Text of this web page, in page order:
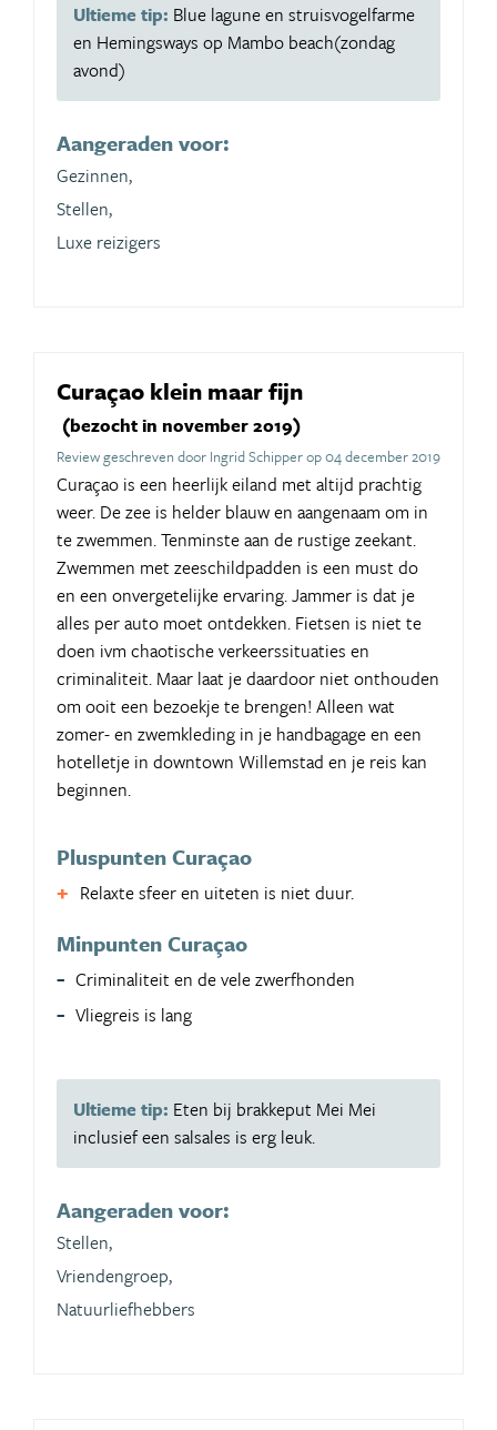
Ultieme tip: Blue lagune en struisvogelfarme
en Hemingsways op Mambo beach(zondag
avond)
Aangeraden voor:
Gezinnen,
Stellen,
Luxe reizigers
Curaçao klein maar fijn
(bezocht in november 2019)
Review geschreven door Ingrid Schipper op 04 december 2019
Curaçao is een heerlijk eiland met altijd prachtig
weer. De zee is helder blauw en aangenaam om in
te zwemmen. Tenminste aan de rustige zeekant.
Zwemmen met zeeschildpadden is een must do
en een onvergetelijke ervaring. Jammer is dat je
alles per auto moet ontdekken. Fietsen is niet te
doen ivm chaotische verkeerssituaties en
criminaliteit. Maar laat je daardoor niet onthouden
om ooit een bezoekje te brengen! Alleen wat
zomer- en zwemkleding in je handbagage en een
hotelletje in downtown Willemstad en je reis kan
beginnen.
Pluspunten Curaçao
Relaxte sfeer en uiteten is niet duur.
Minpunten Curaçao
Criminaliteit en de vele zwerfhonden
Vliegreis is lang
Ultieme tip: Eten bij brakkeput Mei Mei
inclusief een salsales is erg leuk.
Aangeraden voor:
Stellen,
Vriendengroep,
Natuurliefhebbers